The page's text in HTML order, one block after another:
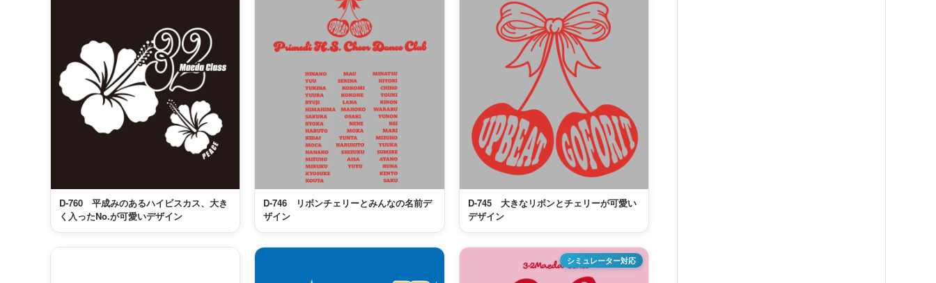
D-760 平成みのあるハイビスカス、大き
く入ったNo.が可愛いデザイン
D-746 リボンチェリーとみんなの名前デ
ザイン
D-745 大きなリボンとチェリーが可愛い
デザイン
シミュレーター対応